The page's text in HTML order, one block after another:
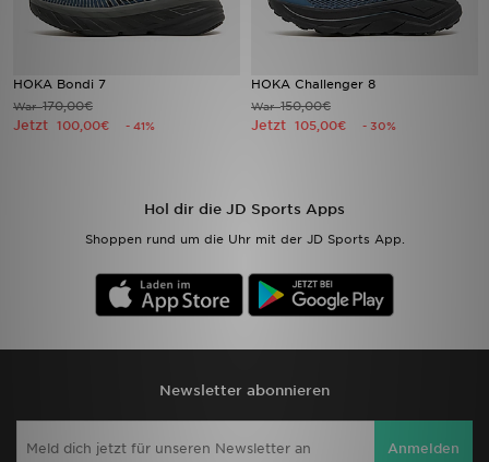
HOKA Bondi 7
War170,00€
Jetzt 100,00€ - 41%
HOKA Challenger 8
War150,00€
Jetzt 105,00€ - 30%
Hol dir die JD Sports Apps
Shoppen rund um die Uhr mit der JD Sports App.
Newsletter abonnieren
Anmelden
Geschenkkarte
Mein JD
Bestellverfolgung
Trending Styles